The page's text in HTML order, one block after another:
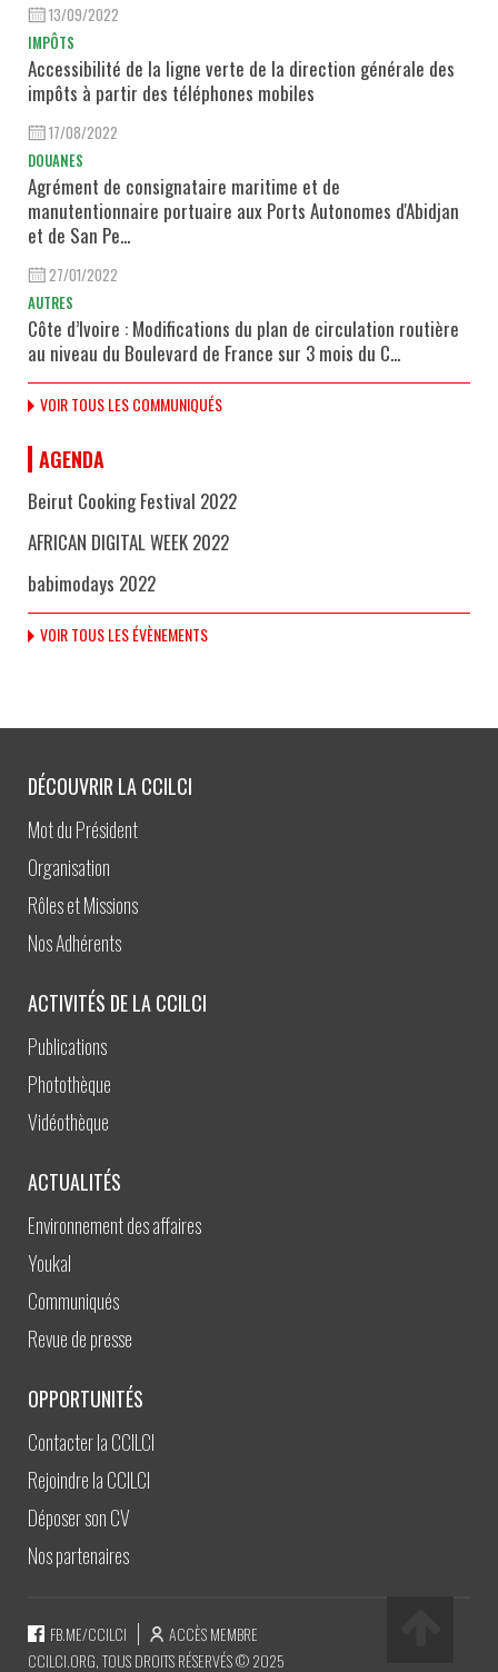
13/09/2022
IMPÔTS
Accessibilité de la ligne verte de la direction générale des
impôts à partir des téléphones mobiles
17/08/2022
DOUANES
Agrément de consignataire maritime et de
manutentionnaire portuaire aux Ports Autonomes d'Abidjan
et de San Pe...
27/01/2022
AUTRES
Côte d’Ivoire : Modifications du plan de circulation routière
au niveau du Boulevard de France sur 3 mois du C...
VOIR TOUS LES COMMUNIQUÉS
AGENDA
Beirut Cooking Festival 2022
AFRICAN DIGITAL WEEK 2022
babimodays 2022
VOIR TOUS LES ÉVÈNEMENTS
DÉCOUVRIR LA CCILCI
Mot du Président
Organisation
Rôles et Missions
Nos Adhérents
ACTIVITÉS DE LA CCILCI
Publications
Photothèque
Vidéothèque
ACTUALITÉS
Environnement des affaires
Youkal
Communiqués
Revue de presse
OPPORTUNITÉS
Contacter la CCILCI
Rejoindre la CCILCI
Déposer son CV
Nos partenaires
CCILCI.ORG, TOUS DROITS RÉSERVÉS © 2025
FB.ME/CCILCI ACCÈS MEMBRE